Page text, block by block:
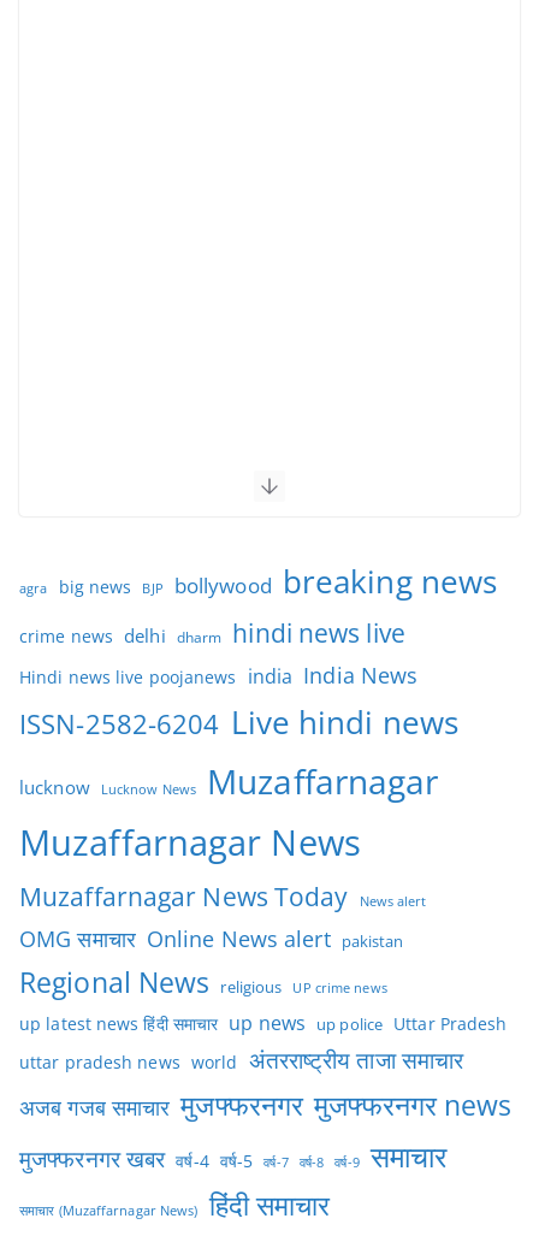
agra big news BJP bollywood breaking news
crime news delhi dharm hindi news live
Hindi news live poojanews india India News
ISSN-2582-6204 Live hindi news
lucknow Lucknow News Muzaffarnagar
Muzaffarnagar News
Muzaffarnagar News Today News alert
OMG समाचार Online News alert pakistan
Regional News religious UP crime news
up latest news हिंदी समाचार up news up police Uttar Pradesh
uttar pradesh news world अंतरराष्ट्रीय ताजा समाचार
अजब गजब समाचार मुजफ्फरनगर मुजफ्फरनगर news
मुजफ्फरनगर खबर वर्ष-4 वर्ष-5 वर्ष-7 वर्ष-8 वर्ष-9 समाचार
समाचार (Muzaffarnagar News) हिंदी समाचार